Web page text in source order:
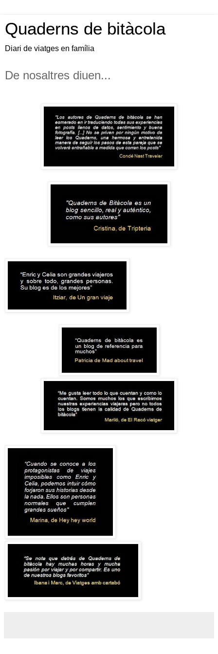
Quaderns de bitàcola
Diari de viatges en família
De nosaltres diuen...